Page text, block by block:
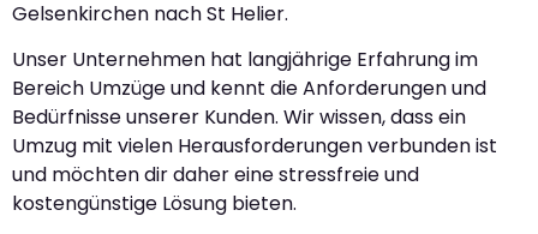
Gelsenkirchen nach St Helier.
Unser Unternehmen hat langjährige Erfahrung im
Bereich Umzüge und kennt die Anforderungen und
Bedürfnisse unserer Kunden. Wir wissen, dass ein
Umzug mit vielen Herausforderungen verbunden ist
und möchten dir daher eine stressfreie und
kostengünstige Lösung bieten.